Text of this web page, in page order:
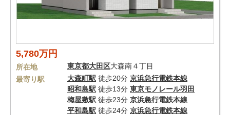
5,780万円
所在地 東京都大田区大森南４丁目
最寄り駅
大森町駅 徒歩20分 京浜急行電鉄本線
昭和島駅 徒歩13分 東京モノレール羽田
梅屋敷駅 徒歩23分 京浜急行電鉄本線
平和島駅 徒歩24分 京浜急行電鉄本線